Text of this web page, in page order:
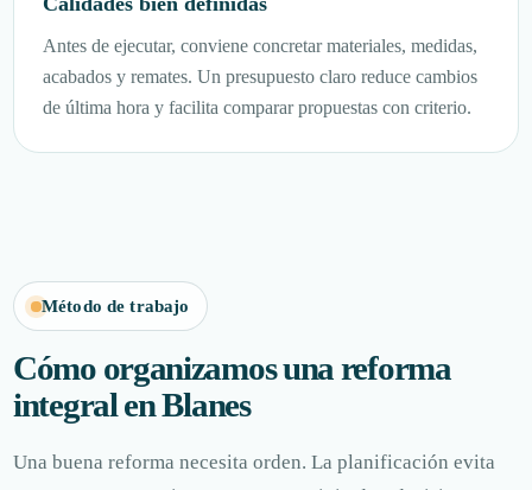
Antes de ejecutar, conviene concretar materiales, medidas,
acabados y remates. Un presupuesto claro reduce cambios
de última hora y facilita comparar propuestas con criterio.
Método de trabajo
Cómo organizamos una reforma
integral en Blanes
Una buena reforma necesita orden. La planificación evita